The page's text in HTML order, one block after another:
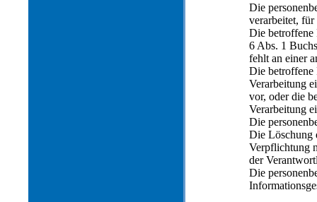
Die
verarbeitet,
Die betroffene
6 Abs. 1
fehlt an einer
Die betroffene
Verarbeitung
vor, oder die
Verarbeitung
Die
Die Löschung
Verpflichtung
der
Die